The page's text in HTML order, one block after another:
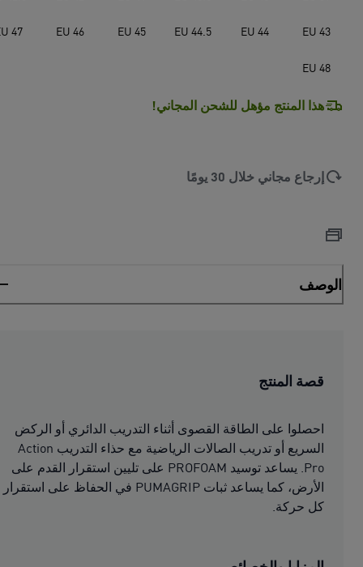
EU 43
EU 44
EU 44.5
EU 45
EU 46
47
EU 48
هذا المنتج مؤهل للشحن المجاني!
إرجاع مجاني خلال 30 يومًا
الوصف
قصة المنتج
احصلوا على الطاقة القصوى أثناء التدريب الدائري أو الركض
السريع أو تدريب الصالات الرياضية مع حذاء التدريب Action
Pro. يساعد توسيد PROFOAM على تليين استقرار القدم على
الأرض، كما يساعد ثبات PUMAGRIP في الحفاظ على استقرار
كل حركة.